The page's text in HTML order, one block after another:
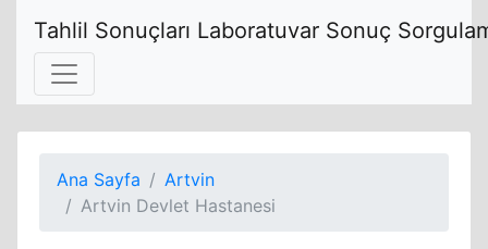
Tahlil Sonuçları Laboratuvar Sonuç
Ana Sayfa
Artvin
Artvin Devlet Hastanesi